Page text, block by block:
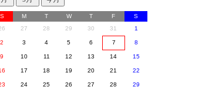
S M T W T F
S
27 28 29 30 31 1
2 3 4 5 6 7 8
9 10 11 12 13 14 15
17 18 19 20 21 22
24 25 26 27 28 29